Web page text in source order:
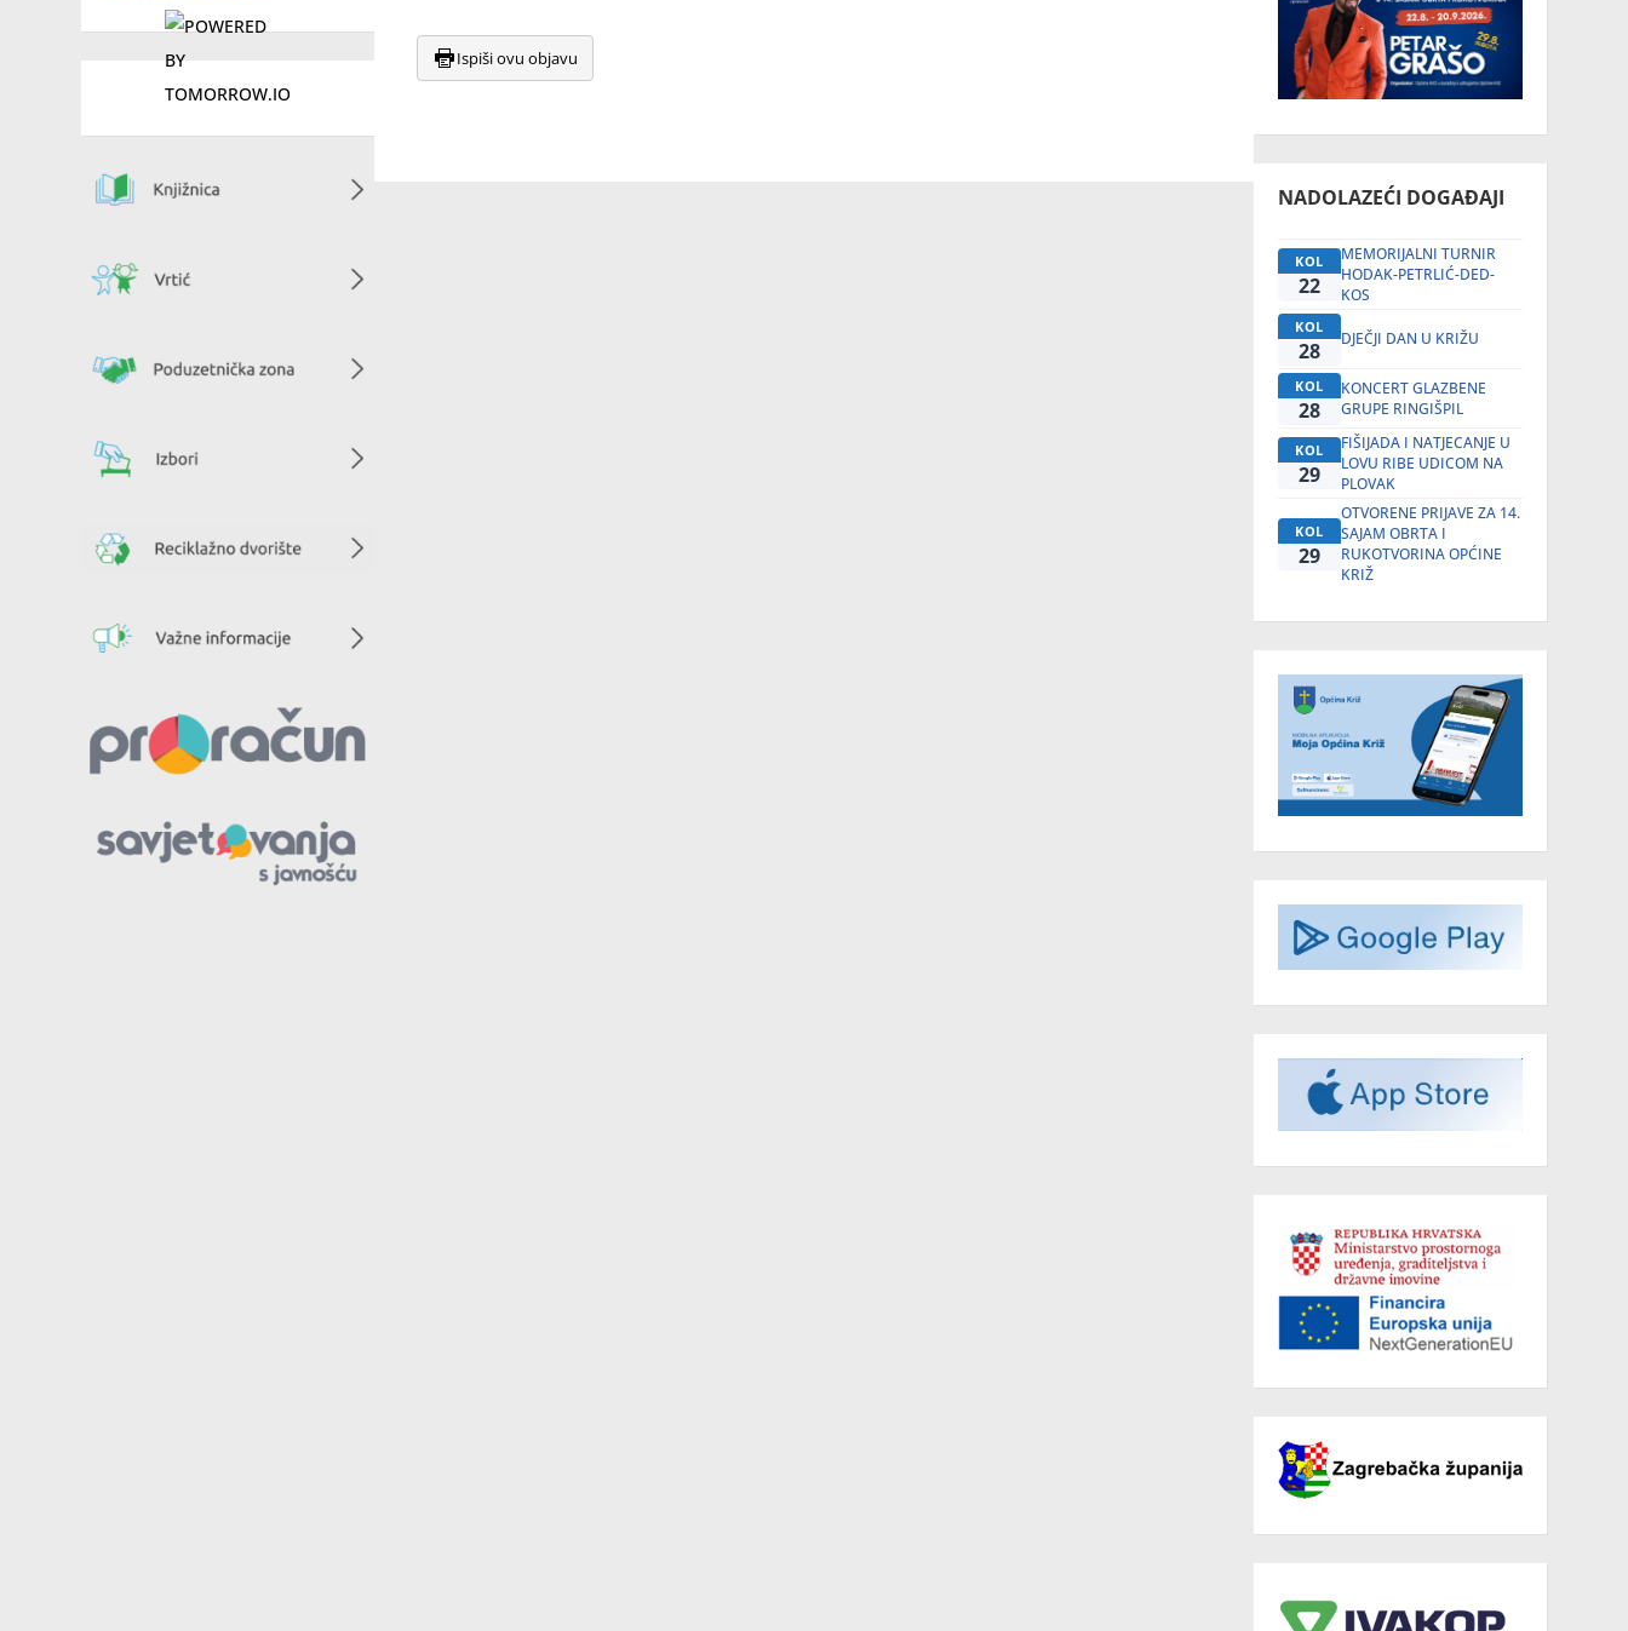
Ispiši ovu objavu
NADOLAZEĆI DOGAĐAJI
KOL
22
MEMORIJALNI TURNIR
HODAK-PETRLIĆ-DED-
KOS
KOL
28 DJEČJI DAN U KRIŽU
KOL
28
KONCERT GLAZBENE
GRUPE RINGIŠPIL
KOL
29
FIŠIJADA I NATJECANJE U
LOVU RIBE UDICOM NA
PLOVAK
KOL
29
OTVORENE PRIJAVE ZA 14.
SAJAM OBRTA I
RUKOTVORINA OPĆINE
KRIŽ